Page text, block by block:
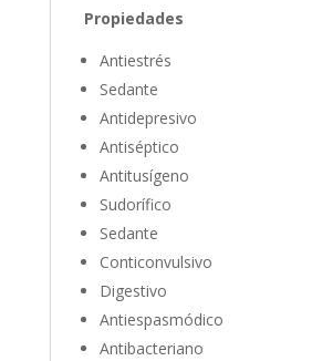
Propiedades
Antiestrés
Sedante
Antidepresivo
Antiséptico
Antitusígeno
Sudorífico
Sedante
Conticonvulsivo
Digestivo
Antiespasmódico
Antibacteriano